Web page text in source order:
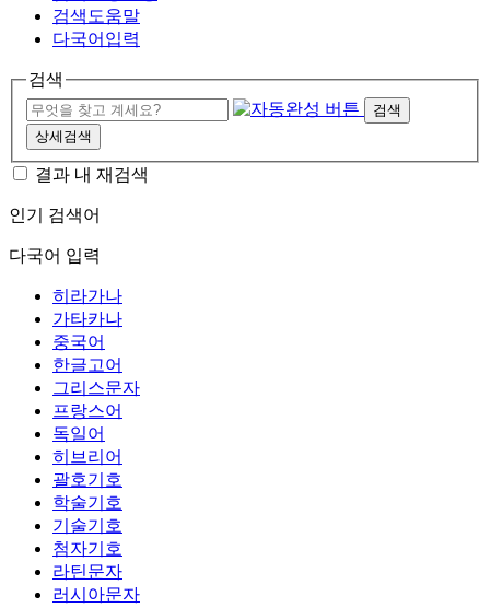
검색도움말
다국어입력
검색
검색
상세검색
결과 내 재검색
인기 검색어
다국어 입력
히라가나
가타카나
중국어
한글고어
그리스문자
프랑스어
독일어
히브리어
괄호기호
학술기호
기술기호
첨자기호
라틴문자
러시아문자